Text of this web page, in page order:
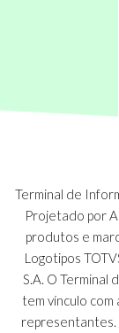
Terminal de
Projetado por
produtos e
Logotipos
S.A. O Terminal
tem vínculo com
representantes.